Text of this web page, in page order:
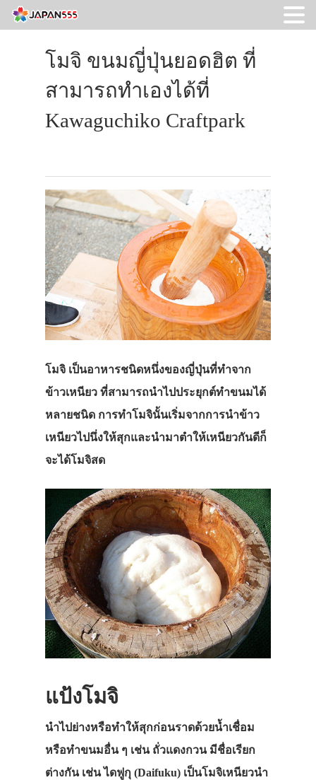
โมจิ ขนมญี่ปุ่นยอดฮิต ที่
สามารถทำเองได้ที่
Kawaguchiko Craftpark
โมจิ เป็นอาหารชนิดหนึ่งของญี่ปุ่นที่ทำจาก
ข้าวเหนียว ที่สามารถนำไปประยุกต์ทำขนมได้
หลายชนิด การทำโมจินั้นเริ่มจากการนำข้าว
เหนียวไปนึ่งให้สุกและนำมาตำให้เหนียวกันดีก็
จะได้โมจิสด
แป้งโมจิ
นำไปย่างหรือทำให้สุกก่อนราดด้วยน้ำเชื่อม
หรือทำขนมอื่น ๆ เช่น ถั่วแดงกวน มีชื่อเรียก
ต่างกัน เช่น ไดฟูกุ (Daifuku) เป็นโมจิเหนียวนำ